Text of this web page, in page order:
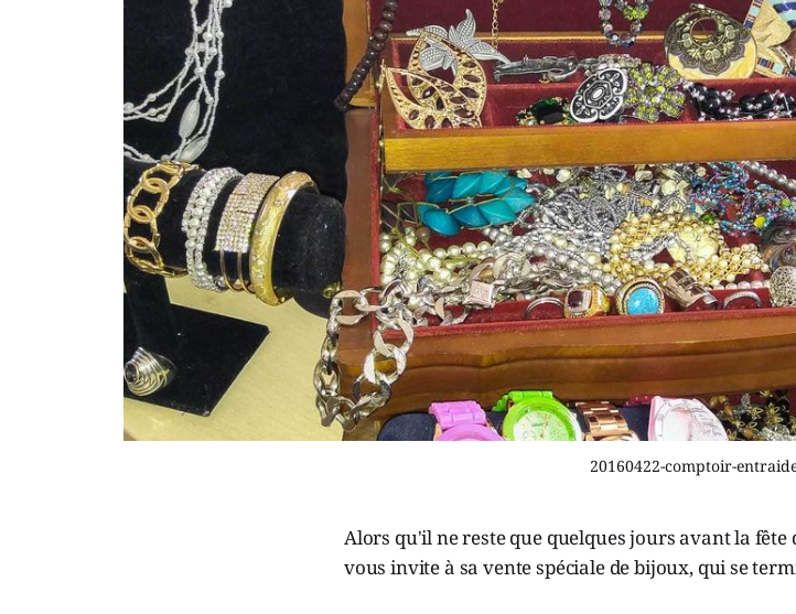
20160422-comptoir-
Alors qu'il ne reste que quelques jours avant la fête
vous invite à sa vente spéciale de bijoux, qui se